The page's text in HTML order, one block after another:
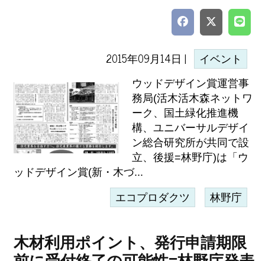
2015年09月14日 | イベント
ウッドデザイン賞運営事
務局(活木活木森ネットワ
ーク、国土緑化推進機
構、ユニバーサルデザイ
ン総合研究所が共同で設
立、後援=林野庁)は「ウ
ッドデザイン賞(新・木づ...
エコプロダクツ 林野庁
木材利用ポイント、発行申請期限